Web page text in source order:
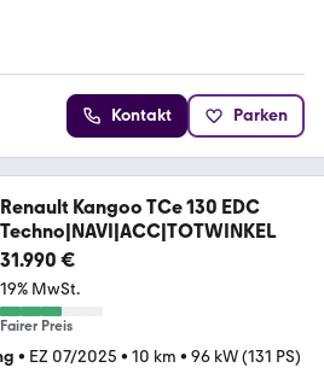
Kontakt Parken
Renault Kangoo TCe 130 EDC
Techno|NAVI|ACC|TOTWINKEL
31.990 €
19% MwSt.
Fairer Preis
• EZ 07/2025 • 10 km • 96 kW (131 PS)